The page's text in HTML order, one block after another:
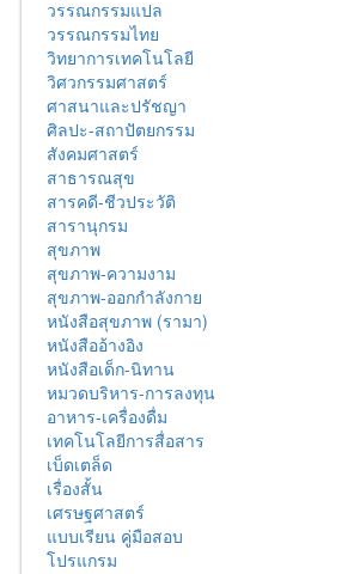
วรรณกรรมแปล
วรรณกรรมไทย
วิทยาการเทคโนโลยี
วิศวกรรมศาสตร์
ศาสนาและปรัชญา
ศิลปะ-สถาปัตยกรรม
สังคมศาสตร์
สาธารณสุข
สารคดี-ชีวประวัติ
สารานุกรม
สุขภาพ
สุขภาพ-ความงาม
สุขภาพ-ออกกำลังกาย
หนังสือสุขภาพ (รามา)
หนังสืออ้างอิง
หนังสือเด็ก-นิทาน
หมวดบริหาร-การลงทุน
อาหาร-เครื่องดื่ม
เทคโนโลยีการสื่อสาร
เบ็ดเตล็ด
เรื่องสั้น
เศรษฐศาสตร์
แบบเรียน คู่มือสอบ
โปรแกรม